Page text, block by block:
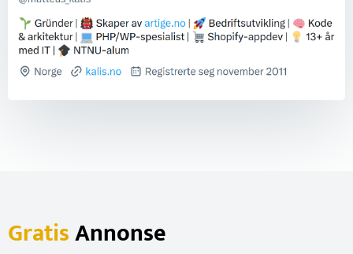
GratisAnnonse